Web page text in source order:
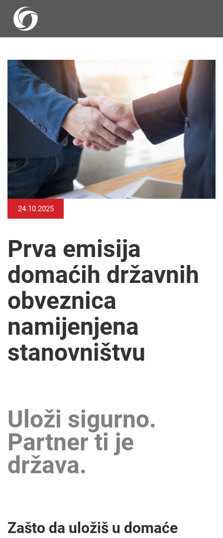
24.10.2025
Prva emisija
domaćih državnih
obveznica
namijenjena
stanovništvu
Uloži sigurno.
Partner ti je
država.
Zašto da uložiš u domaće